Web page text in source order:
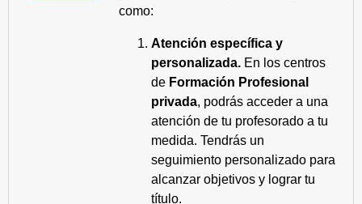
como:
Atención específica y
personalizada. En los centros
de Formación Profesional
privada, podrás acceder a una
atención de tu profesorado a tu
medida. Tendrás un
seguimiento personalizado para
alcanzar objetivos y lograr tu
título.